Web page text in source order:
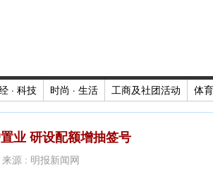
· 科技 时尚 · 生活 工商及社团活动 体育
业 研设配额增抽签号
源 : 明报新闻网